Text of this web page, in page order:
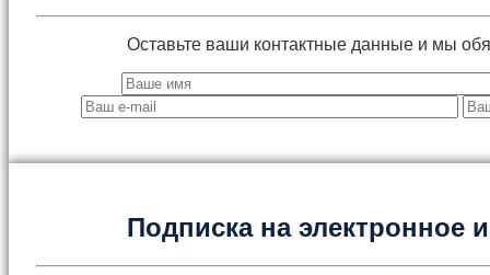
Оставьте ваши контактные данные и мы
Подписка на электронное